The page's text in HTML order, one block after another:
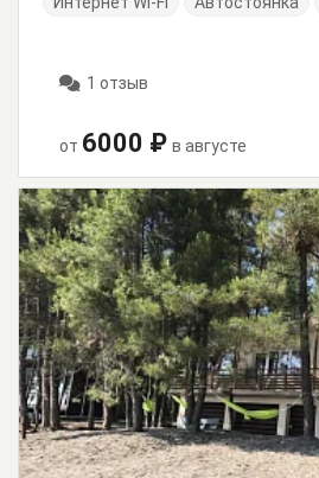
1 отзыв
от 6000 ₽ в августе